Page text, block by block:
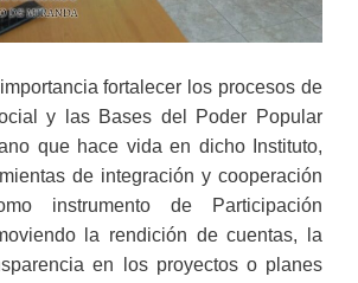
fortalecer los procesos de
y las Bases del Poder Popular
que hace vida en dicho Instituto,
de integración y cooperación
instrumento de Participación
la rendición de cuentas, la
en los proyectos o planes